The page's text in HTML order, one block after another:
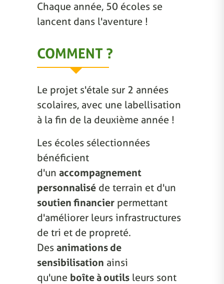
Chaque année, 50 écoles se
lancent dans l'aventure !
COMMENT ?
Le projet s'étale sur 2 années
scolaires, avec une labellisation
à la fin de la deuxième année !
Les écoles sélectionnées
bénéficient
d'un accompagnement
personnalisé de terrain et d'un
soutien financier permettant
d'améliorer leurs infrastructures
de tri et de propreté.
Des animations de
sensibilisation ainsi
qu'une boîte à outils leurs sont